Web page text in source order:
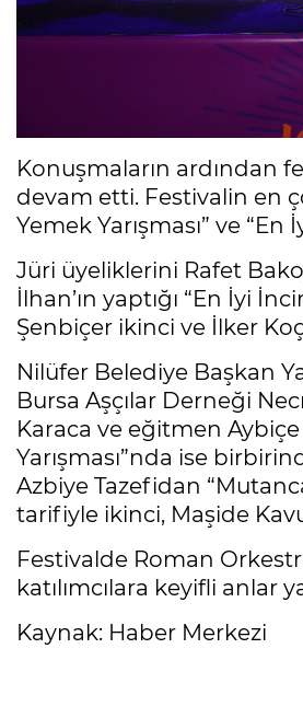
Konuşmaların ardından
devam etti. Festivalin en
Yemek Yarışması” ve
Jüri üyeliklerini Rafet
İlhan’ın yaptığı “En İyi
Şenbiçer ikinci ve İlker
Nilüfer Belediye Başkan
Bursa Aşçılar Derneği
Karaca ve eğitmen
Yarışması”nda ise
Azbiye Tazefidan
tarifiyle ikinci, Maşide
Festivalde Roman
katılımcılara keyifli anlar
Kaynak: Haber Merkezi